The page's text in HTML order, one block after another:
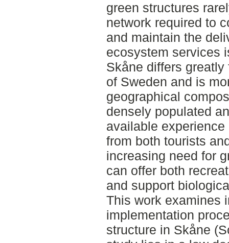
green structures
network required to
and maintain the
ecosystem services
Skåne differs greatly
of Sweden and is
geographical
densely populated
available
from both tourists
increasing need for
can offer both
and support
This work examines
implementation
structure in Skåne